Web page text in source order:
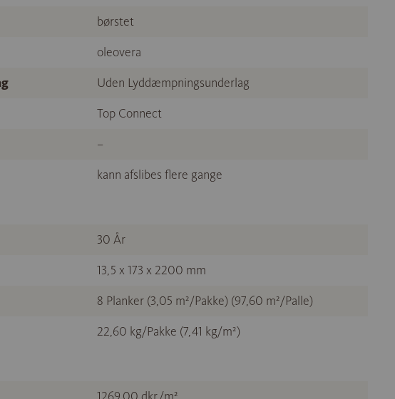
børstet
oleovera
Uden Lyddæmpningsunderlag
Top Connect
–
kann afslibes flere gange
30 År
13,5 x 173 x 2200 mm
8 Planker (3,05 m²/Pakke) (97,60 m²/Palle)
22,60 kg/Pakke (7,41 kg/m²)